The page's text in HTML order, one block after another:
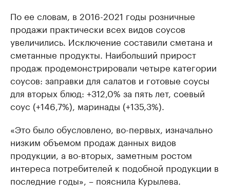
По ее словам, в 2016-2021 годы розничные
продажи практически всех видов соусов
увеличились. Исключение составили сметана и
сметанные продукты. Наибольший прирост
продаж продемонстрировали четыре категории
соусов: заправки для салатов и готовые соусы
для вторых блюд: +312,0% за пять лет, соевый
соус (+146,7%), маринады (+135,3%).
«Это было обусловлено, во-первых, изначально
низким объемом продаж данных видов
продукции, а во-вторых, заметным ростом
интереса потребителей к подобной продукции в
последние годы», – пояснила Курылева.